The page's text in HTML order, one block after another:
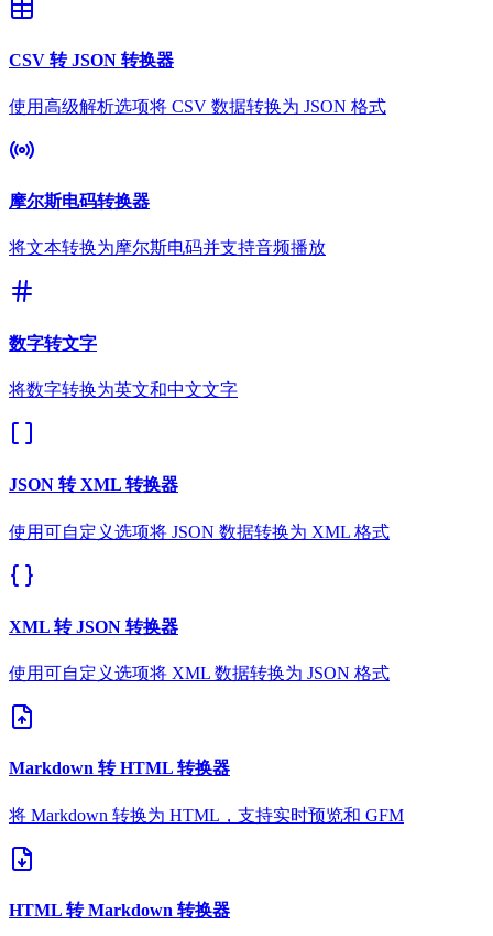
CSV 转 JSON 转换器
使用高级解析选项将 CSV 数据转换为 JSON 格式
摩尔斯电码转换器
将文本转换为摩尔斯电码并支持音频播放
数字转文字
将数字转换为英文和中文文字
JSON 转 XML 转换器
使用可自定义选项将 JSON 数据转换为 XML 格式
XML 转 JSON 转换器
使用可自定义选项将 XML 数据转换为 JSON 格式
Markdown 转 HTML 转换器
将 Markdown 转换为 HTML，支持实时预览和 GFM
HTML 转 Markdown 转换器